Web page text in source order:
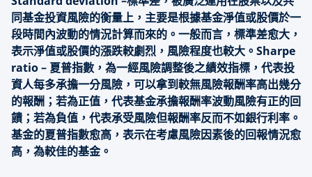
同基金投資風險的衡量上，主要是根據基金淨值或股價於一
段時間內波動的情況計算而來的。一般而言，標準差愈大，
表示淨值或股價的漲跌較劇烈，風險程度也較大。Sharpe
ratio – 夏普指數，為一經風險調整後之績效指標，代表投
資人每多承擔一分風險，可以拿到較無風險報酬率高出幾分
的報酬；若為正值，代表基金承擔報酬率波動風險有正的回
饋；若為負值，代表承受風險但報酬率反而不如銀行利率。
基金的夏普指數愈高，表示在考慮風險因素後的回報情況愈
高，為較佳的基金。